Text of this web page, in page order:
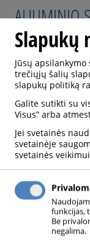
ALIUMINIO
PROCESO
Aliuminio
slėgio štampo
pavyzdžiui,
Slapukų
Jūsų
trečiųjų šalių
slapukų politiką
Galite sutikti su
Visus” arba
Jei svetainės
svetainėje
svetainės
funkcijas,
Be
negalima.